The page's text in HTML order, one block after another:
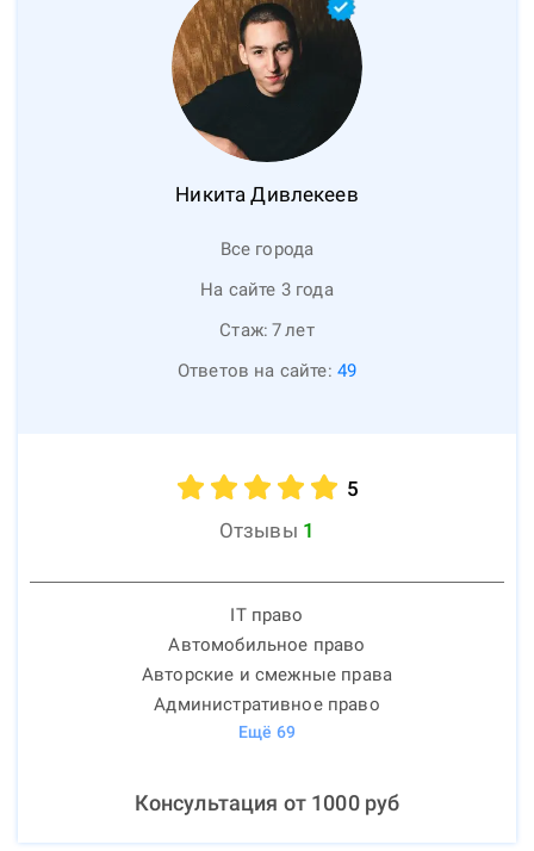
Никита Дивлекеев
Все города
На сайте 3 года
Стаж: 7лет
Ответов на сайте: 49
5
Отзывы 1
IT право
Автомобильное право
Авторские и смежные права
Административное право
Ещё 69
Консультация от 1000руб